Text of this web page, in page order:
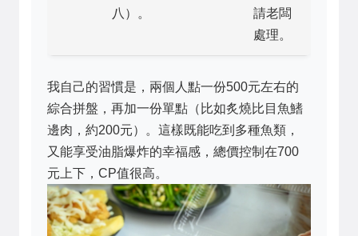
八）。
請老闆
處理。
我自己的習慣是，兩個人點一份500元左右的
綜合拼盤，再加一份單點（比如炙燒比目魚鰭
邊肉，約200元）。這樣既能吃到多種魚類，
又能享受油脂爆炸的幸福感，總價控制在700
元上下，CP值很高。